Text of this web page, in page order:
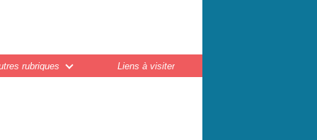
rubriques Liens à visiter